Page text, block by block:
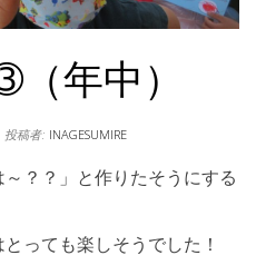
年中）
投稿者: INAGESUMIRE
？？」と作りたそうにする
っても楽しそうでした！